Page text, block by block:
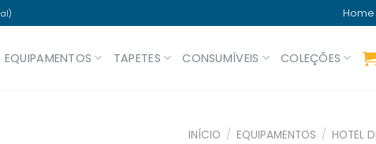
Home
EQUIPAMENTOS TAPETES CONSUMÍVEIS COLEÇÕES
INÍCIO / EQUIPAMENTOS / HOTEL